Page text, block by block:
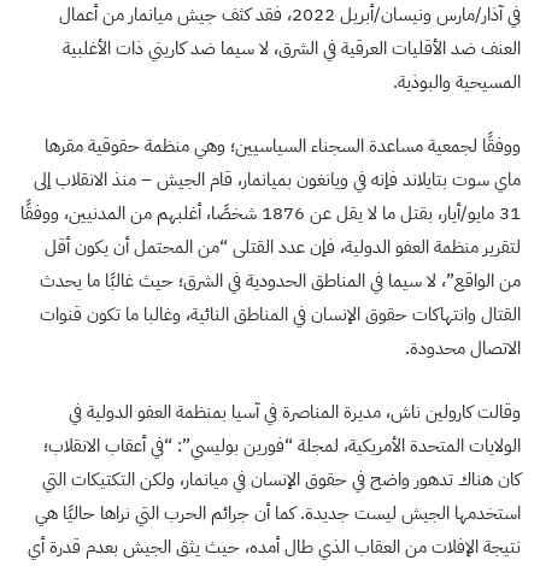
في آذار/مارس ونيسان/أبريل 2022، فقد كثف جيش ميانمار من أعمال
العنف ضد الأقليات العرقية في الشرق، لا سيما ضد كاريني ذات الأغلبية
المسيحية والبوذية.
ووفقًا لجمعية مساعدة السجناء السياسيين؛ وهي منظمة حقوقية مقرها
ماي سوت بتايلاند فإنه في ويانغون بميانمار، قام الجيش – منذ الانقلاب إلى
31 مايو/أيار، بقتل ما لا يقل عن 1876 شخصًا، أغلبهم من المدنيين، ووفقًا
لتقرير منظمة العفو الدولية، فإن عدد القتلى “من المحتمل أن يكون أقل
من الواقع”، لا سيما في المناطق الحدودية في الشرق؛ حيث غالبًا ما يحدث
القتال وانتهاكات حقوق الإنسان في المناطق النائية، وغالبا ما تكون قنوات
الاتصال محدودة.
وقالت كارولين ناش، مديرة المناصرة في آسيا بمنظمة العفو الدولية في
الولايات المتحدة الأمريكية، لمجلة “فورين بوليسي”: “في أعقاب الانقلاب؛
كان هناك تدهور واضح في حقوق الإنسان في ميانمار، ولكن التكتيكات التي
استخدمها الجيش ليست جديدة. كما أن جرائم الحرب التي نراها حاليًا هي
نتيجة الإفلات من العقاب الذي طال أمده، حيث يثق الجيش بعدم قدرة أي